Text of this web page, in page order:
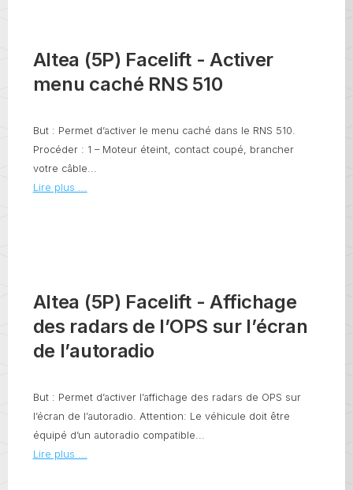
Altea (5P) Facelift - Activer
menu caché RNS 510
But : Permet d’activer le menu caché dans le RNS 510.
Procéder : 1 – Moteur éteint, contact coupé, brancher
votre câble...
Lire plus ...
Altea (5P) Facelift - Affichage
des radars de l’OPS sur l’écran
de l’autoradio
But : Permet d’activer l’affichage des radars de OPS sur
l’écran de l’autoradio. Attention: Le véhicule doit être
équipé d’un autoradio compatible...
Lire plus ...